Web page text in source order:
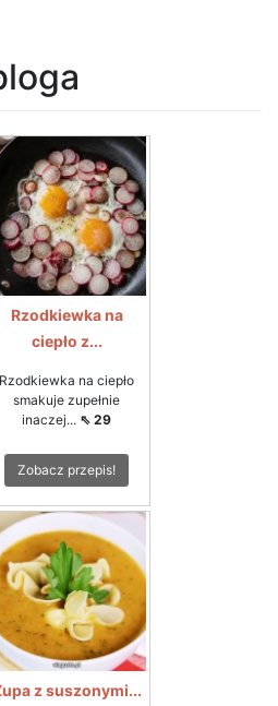
Rzodkiewka na
ciepło z...
Rzodkiewka na ciepło
smakuje zupełnie
inaczej... ⇖ 29
Zobacz przepis!
z suszonymi...